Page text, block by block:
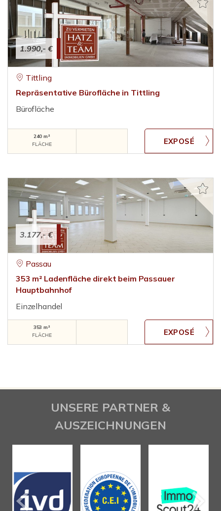
1.990,- €
Tittling
Repräsentative Bürofläche in Tittling
Bürofläche
240 m²
FLÄCHE
3.177,- €
Passau
353 m² Ladenfläche direkt beim Passauer
Hauptbahnhof
Einzelhandel
353 m²
FLÄCHE
UNSERE PARTNER &
AUSZEICHNUNGEN